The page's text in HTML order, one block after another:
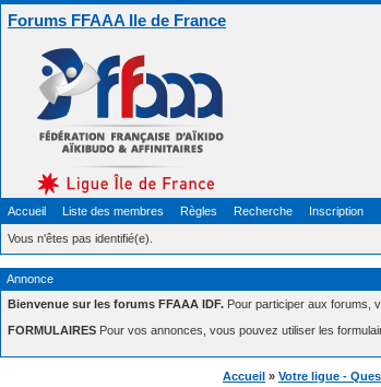
Forums FFAAA Ile de France
Accueil Liste des membres Règles Recherche Inscription
Vous n'êtes pas identifié(e).
Annonce
Bienvenue sur les forums FFAAA IDF. Pour participer aux forums,
FORMULAIRES Pour vos annonces, vous pouvez utiliser les
Accueil » Votre ligue -